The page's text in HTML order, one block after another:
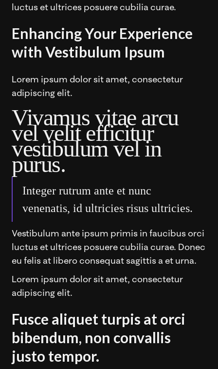
luctus et ultrices posuere cubilia curae.
Enhancing Your Experience
with Vestibulum Ipsum
Lorem ipsum dolor sit amet, consectetur
adipiscing elit.
Vivamus vitae arcu
vel velit efficitur
vestibulum vel in
purus.
Integer rutrum ante et nunc
venenatis, id ultricies risus ultricies.
Vestibulum ante ipsum primis in faucibus orci
luctus et ultrices posuere cubilia curae. Donec
eu felis at libero consequat sagittis a et urna.
Lorem ipsum dolor sit amet, consectetur
adipiscing elit.
Fusce aliquet turpis at orci
bibendum, non convallis
justo tempor.